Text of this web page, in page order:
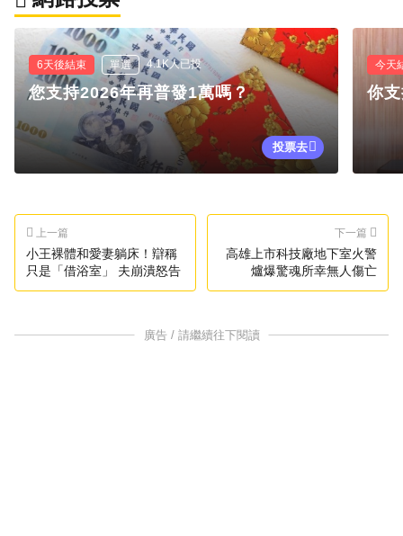
6天後結束 單選 4.1K人已投
您支持2026年再普發1萬嗎？
投票去
今天
你
上一篇
小王裸體和愛妻躺床！辯稱
只是「借浴室」 夫崩潰怒告
下一篇
高雄上市科技廠地下室火警
爐爆驚魂所幸無人傷亡
廣告 / 請繼續往下閱讀